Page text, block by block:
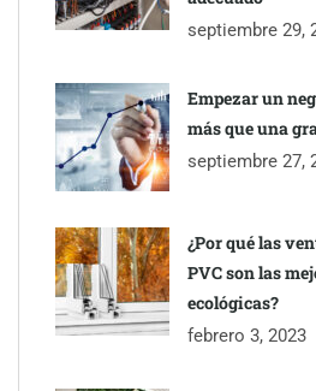
septiembre 29,
Empezar un
más que una
septiembre 27,
¿Por qué las
PVC son las
ecológicas?
febrero 3, 2023